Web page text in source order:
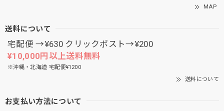
MAP
送料について
宅配便 →¥630 クリックポスト→¥200
¥10,000円以上送料無料
※沖縄・北海道 宅配便¥1200
送料について
お支払い方法について